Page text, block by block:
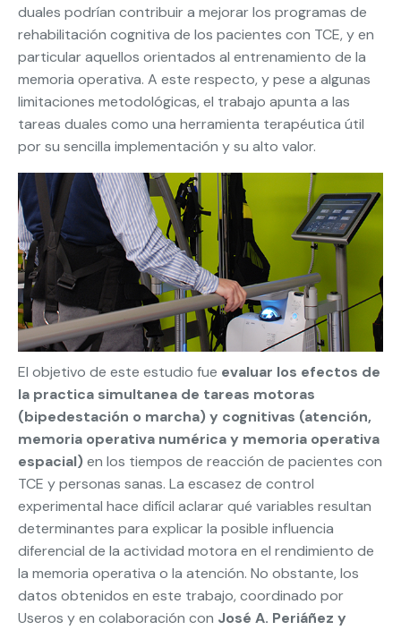
duales podrían contribuir a mejorar los programas de
rehabilitación cognitiva de los pacientes con TCE, y en
particular aquellos orientados al entrenamiento de la
memoria operativa. A este respecto, y pese a algunas
limitaciones metodológicas, el trabajo apunta a las
tareas duales como una herramienta terapéutica útil
por su sencilla implementación y su alto valor.
El objetivo de este estudio fue evaluar los efectos de
la practica simultanea de tareas motoras
(bipedestación o marcha) y cognitivas (atención,
memoria operativa numérica y memoria operativa
espacial)en los tiempos de reacción de pacientes con
TCE y personas sanas. La escasez de control
experimental hace difícil aclarar qué variables resultan
determinantes para explicar la posible influencia
diferencial de la actividad motora en el rendimiento de
la memoria operativa o la atención. No obstante, los
datos obtenidos en este trabajo, coordinado por
Useros y en colaboración con José A. Periáñez y